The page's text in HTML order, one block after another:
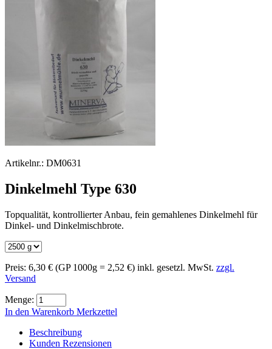
Artikelnr.: DM0631
Dinkelmehl Type 630
Topqualität, kontrollierter Anbau, fein gemahlenes Dinkelmehl für
Dinkel- und Dinkelmischbrote.
Preis: 6,30 € (GP 1000g = 2,52 €) inkl. gesetzl. MwSt. zzgl.
Versand
Menge:
In den Warenkorb Merkzettel
Beschreibung
Kunden Rezensionen